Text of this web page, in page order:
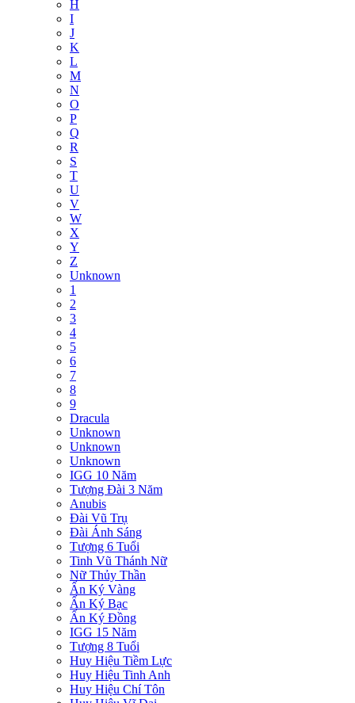
H
I
J
K
L
M
N
O
P
Q
R
S
T
U
V
W
X
Y
Z
Unknown
1
2
3
4
5
6
7
8
9
Dracula
Unknown
Unknown
Unknown
IGG 10 Năm
Tượng Đài 3 Năm
Anubis
Đài Vũ Trụ
Đài Ánh Sáng
Tượng 6 Tuổi
Tinh Vũ Thánh Nữ
Nữ Thủy Thần
Ấn Ký Vàng
Ấn Ký Bạc
Ấn Ký Đồng
IGG 15 Năm
Tượng 8 Tuổi
Huy Hiệu Tiềm Lực
Huy Hiệu Tinh Anh
Huy Hiệu Chí Tôn